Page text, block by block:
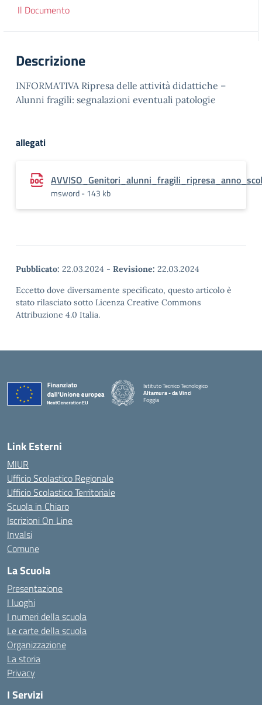
Il Documento
Descrizione
INFORMATIVA Ripresa delle attività didattiche –
Alunni fragili: segnalazioni eventuali patologie
allegati
msword - 143 kb
Pubblicato: 22.03.2024 - Revisione: 22.03.2024
Eccetto dove diversamente specificato, questo articolo è
stato rilasciato sotto Licenza Creative Commons
Attribuzione 4.0 Italia.
Istituto Tecnico Tecnologico
Altamura - da Vinci
Foggia
— Visita la pagina iniziale della scuola
Link Esterni
MIUR
Ufficio Scolastico Regionale
Ufficio Scolastico Territoriale
Scuola in Chiaro
Iscrizioni On Line
Invalsi
Comune
La Scuola
Presentazione
I luoghi
I numeri della scuola
Le carte della scuola
Organizzazione
La storia
Privacy
I Servizi